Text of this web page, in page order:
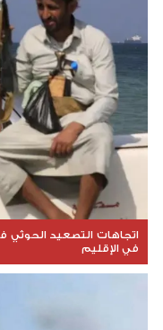
اتجاهات التصعيد الحوثي
في الإقليم